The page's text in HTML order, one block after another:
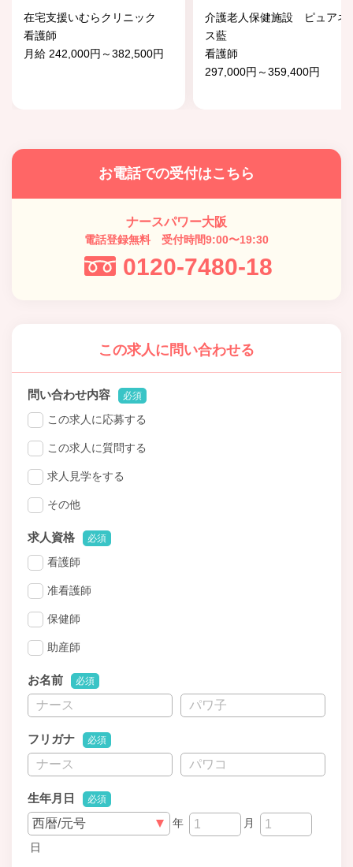
在宅支援いむらクリニック
看護師
月給 242,000円～382,500円
介護老人保健施設 ピュアネ
ス藍
看護師
297,000円～359,400円
お電話での受付はこちら
ナースパワー大阪
電話登録無料 受付時間9:00〜19:30
0120-7480-18
この求人に問い合わせる
問い合わせ内容 必須
この求人に応募する
この求人に質問する
求人見学をする
その他
求人資格 必須
看護師
准看護師
保健師
助産師
お名前 必須
フリガナ 必須
生年月日 必須
年
月
日